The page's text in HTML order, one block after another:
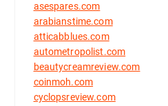
asespares.com
arabianstime.com
atticabblues.com
autometropolist.com
beautycreamreview.com
coinmoh.com
cyclopsreview.com